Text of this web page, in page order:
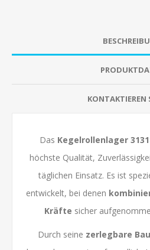
KONTAKTIEREN
Das Kegelrollenlager
höchste Qualität,
täglichen Einsatz. Es ist
entwickelt, bei denen
Kräfte sicher
Durch seine zerlegbare